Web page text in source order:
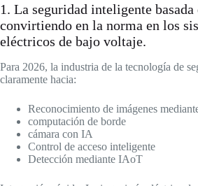
1. La seguridad inteligente basada
convirtiendo en la norma en los
eléctricos de bajo voltaje.
Para 2026, la industria de la tecnología de
claramente hacia:
Reconocimiento de imágenes
computación de borde
cámara con IA
Control de acceso inteligente
Detección mediante IAoT